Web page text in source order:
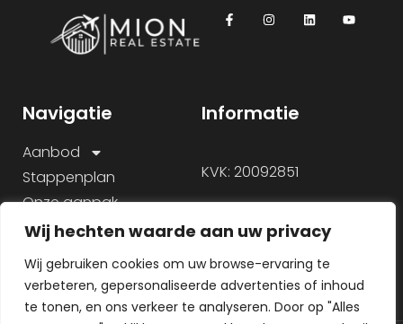
Wij hechten waarde aan uw privacy
Wij gebruiken cookies om uw browse-ervaring te
verbeteren, gepersonaliseerde advertenties of inhoud
te tonen, en ons verkeer te analyseren. Door op "Alles
Navigatie
Aanbod
Stappenplan
Onze aanpak
Over ons
Informatie
KVK: 20092851